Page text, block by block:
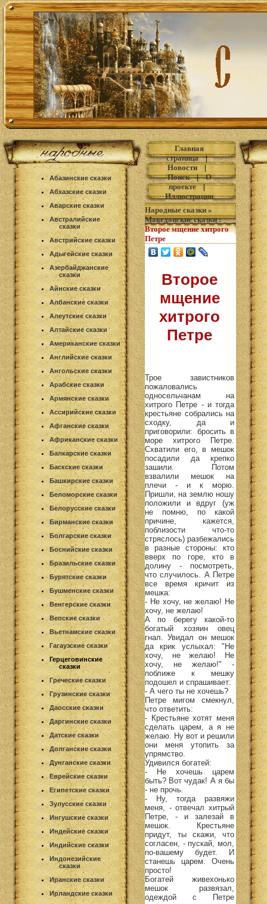
Абазинские сказки
Абхазские сказки
Аварские сказки
Австралийские
сказки
Австрийские сказки
Адыгейские сказки
Азербайджанские
сказки
Айнские сказки
Албанские сказки
Алеутские сказки
Алтайские сказки
Американские сказки
Английские сказки
Ангольские сказки
Арабские сказки
Армянские сказки
Ассирийские сказки
Афганские сказки
Африканские сказки
Балкарские сказки
Баскские сказки
Башкирские сказки
Беломорские сказки
Белорусские сказки
Бирманские сказки
Болгарские сказки
Боснийские сказки
Бразильские сказки
Бурятские сказки
Бушменские сказки
Венгерские сказки
Вепские сказки
Вьетнамские сказки
Гагаузские сказки
Герцеговинские
сказки
Греческие сказки
Грузинские сказки
Даосские сказки
Даргинские сказки
Датские сказки
Долганские сказки
Дунганские сказки
Еврейские сказки
Египетские сказки
Зулусские сказки
Ингушские сказки
Индейские сказки
Индийские сказки
Индонезийские
сказки
Иранские сказки
Ирландские сказки
Главная
страница|
Новости|
Поиск|О
проекте|
Иллюстрации
Народные сказки »
Македонские сказки:
Второе мщение хитрого
Петре
Второе
мщение
хитрого
Петре
Трое завистников
пожаловались
односельчанам на
хитрого Петре - и тогда
крестьяне собрались на
сходку, да и
приговорили: бросить в
море хитрого Петре.
Схватили его, в мешок
посадили да крепко
зашили. Потом
взвалили мешок на
плечи - и к морю.
Пришли, на землю ношу
положили и вдруг (уж
не помню, по какой
причине, кажется,
поблизости что-то
стряслось) разбежались
в разные стороны: кто
вверх по горе, кто в
долину - посмотреть,
что случилось. А Петре
все время кричит из
мешка:
- Не хочу, не желаю! Не
хочу, не желаю!
А по берегу какой-то
богатый хозяин овец
гнал. Увидал он мешок
да крик услыхал: "Не
хочу, не желаю! Не
хочу, не желаю!" -
поближе к мешку
подошел и спрашивает:
- А чего ты не хочешь?
Петре мигом смекнул,
что ответить:
- Крестьяне хотят меня
сделать царем, а я не
желаю. Ну вот и решили
они меня утопить за
упрямство.
Удивился богатей:
- Не хочешь царем
быть? Вот чудак! А я бы
- не прочь.
- Ну, тогда развяжи
меня, - отвечал хитрый
Петре, - и залезай в
мешок. Крестьяне
придут, ты скажи, что
согласен, - пускай, мол,
по-вашему будет. И
станешь царем. Очень
просто!
Богатей живехонько
мешок развязал,
одеждой с Петре